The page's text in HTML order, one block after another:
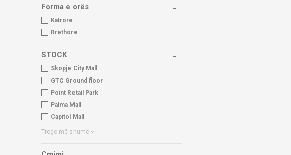
Forma e orës
Katrore
Rrethore
STOCK
Skopje City Mall
GTC Ground floor
Point Retail Park
Palma Mall
Capitol Mall
Trego më shumë